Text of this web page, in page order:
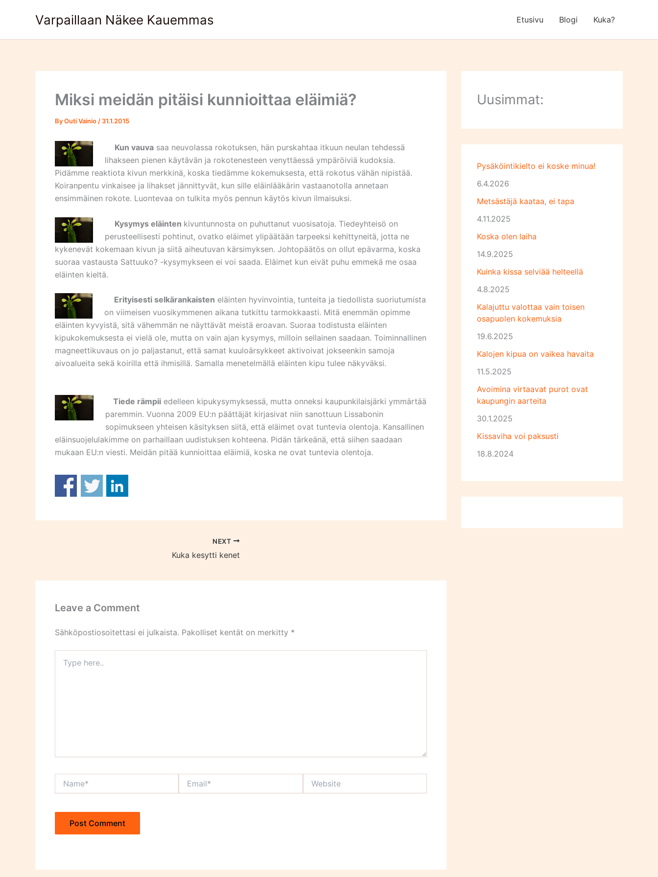
Varpaillaan Näkee Kauemmas Etusivu Blogi Kuka?
Miksi meidän pitäisi kunnioittaa eläimiä?
ByOuti Vainio / 31.1.2015
Kun vauva saa neuvolassa rokotuksen, hän purskahtaa itkuun neulan tehdessä
lihakseen pienen käytävän ja rokotenesteen venyttäessä ympäröiviä kudoksia.
Pidämme reaktiota kivun merkkinä, koska tiedämme kokemuksesta, että rokotus vähän nipistää.
Koiranpentu vinkaisee ja lihakset jännittyvät, kun sille eläinlääkärin vastaanotolla annetaan
ensimmäinen rokote. Luontevaa on tulkita myös pennun käytös kivun ilmaisuksi.
Kysymys eläinten kivuntunnosta on puhuttanut vuosisatoja. Tiedeyhteisö on
perusteellisesti pohtinut, ovatko eläimet ylipäätään tarpeeksi kehittyneitä, jotta ne
kykenevät kokemaan kivun ja siitä aiheutuvan kärsimyksen. Johtopäätös on ollut epävarma, koska
suoraa vastausta Sattuuko? -kysymykseen ei voi saada. Eläimet kun eivät puhu emmekä me osaa
eläinten kieltä.
Erityisesti selkärankaisten eläinten hyvinvointia, tunteita ja tiedollista suoriutumista
on viimeisen vuosikymmenen aikana tutkittu tarmokkaasti. Mitä enemmän opimme
eläinten kyvyistä, sitä vähemmän ne näyttävät meistä eroavan. Suoraa todistusta eläinten
kipukokemuksesta ei vielä ole, mutta on vain ajan kysymys, milloin sellainen saadaan. Toiminnallinen
magneettikuvaus on jo paljastanut, että samat kuuloärsykkeet aktivoivat jokseenkin samoja
aivoalueita sekä koirilla että ihmisillä. Samalla menetelmällä eläinten kipu tulee näkyväksi.
Tiede rämpii edelleen kipukysymyksessä, mutta onneksi kaupunkilaisjärki ymmärtää
paremmin. Vuonna 2009 EU:n päättäjät kirjasivat niin sanottuun Lissabonin
sopimukseen yhteisen käsityksen siitä, että eläimet ovat tuntevia olentoja. Kansallinen
eläinsuojelulakimme on parhaillaan uudistuksen kohteena. Pidän tärkeänä, että siihen saadaan
mukaan EU:n viesti. Meidän pitää kunnioittaa eläimiä, koska ne ovat tuntevia olentoja.
NEXT
Kuka kesytti kenet
Leave a Comment
Sähköpostiosoitettasi ei julkaista. Pakolliset kentät on merkitty *
here..
Uusimmat:
Pysäköintikielto ei koske minua!
6.4.2026
Metsästäjä kaataa, ei tapa
4.11.2025
Koska olen laiha
14.9.2025
Kuinka kissa selviää helteellä
4.8.2025
Kalajuttu valottaa vain toisen
osapuolen kokemuksia
19.6.2025
Kalojen kipua on vaikea havaita
11.5.2025
Avoimina virtaavat purot ovat
kaupungin aarteita
30.1.2025
Kissaviha voi paksusti
18.8.2024